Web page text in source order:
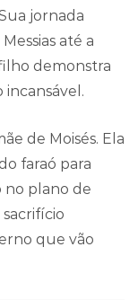
jornada
até a
demonstra
de Moisés. Ela
faraó para
no plano de
que vão